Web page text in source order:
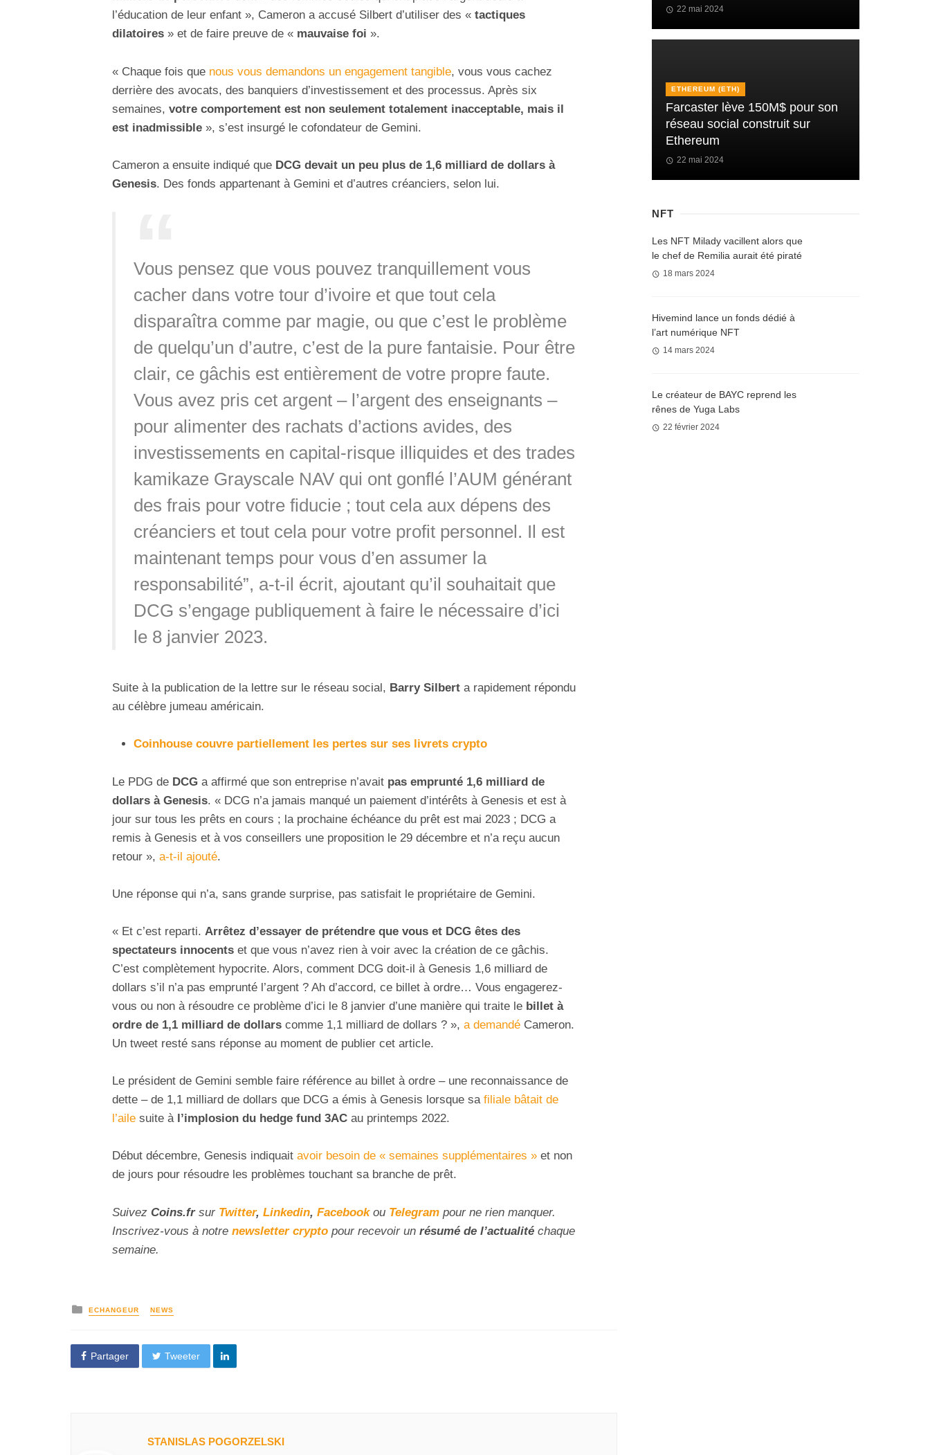
l’éducation de leur enfant », Cameron a accusé Silbert d’utiliser des « tactiques
dilatoires » et de faire preuve de « mauvaise foi ».
« Chaque fois que nous vous demandons un engagement tangible, vous vous cachez
derrière des avocats, des banquiers d’investissement et des processus. Après six
semaines, votre comportement est non seulement totalement inacceptable, mais il
est inadmissible », s’est insurgé le cofondateur de Gemini.
Cameron a ensuite indiqué que DCG devait un peu plus de 1,6 milliard de dollars à
Genesis. Des fonds appartenant à Gemini et d’autres créanciers, selon lui.
Vous pensez que vous pouvez tranquillement vous
cacher dans votre tour d’ivoire et que tout cela
disparaîtra comme par magie, ou que c’est le problème
de quelqu’un d’autre, c’est de la pure fantaisie. Pour être
clair, ce gâchis est entièrement de votre propre faute.
Vous avez pris cet argent – l’argent des enseignants –
pour alimenter des rachats d’actions avides, des
investissements en capital-risque illiquides et des trades
kamikaze Grayscale NAV qui ont gonflé l’AUM générant
des frais pour votre fiducie ; tout cela aux dépens des
créanciers et tout cela pour votre profit personnel. Il est
maintenant temps pour vous d’en assumer la
responsabilité”, a-t-il écrit, ajoutant qu’il souhaitait que
DCG s’engage publiquement à faire le nécessaire d’ici
le 8 janvier 2023.
Suite à la publication de la lettre sur le réseau social, Barry Silbert a rapidement répondu
au célèbre jumeau américain.
Coinhouse couvre partiellement les pertes sur ses livrets crypto
Le PDG de DCG a affirmé que son entreprise n’avait pas emprunté 1,6 milliard de
dollars à Genesis. « DCG n’a jamais manqué un paiement d’intérêts à Genesis et est à
jour sur tous les prêts en cours ; la prochaine échéance du prêt est mai 2023 ; DCG a
remis à Genesis et à vos conseillers une proposition le 29 décembre et n’a reçu aucun
retour », a-t-il ajouté.
Une réponse qui n’a, sans grande surprise, pas satisfait le propriétaire de Gemini.
« Et c’est reparti. Arrêtez d’essayer de prétendre que vous et DCG êtes des
spectateurs innocents et que vous n’avez rien à voir avec la création de ce gâchis.
C’est complètement hypocrite. Alors, comment DCG doit-il à Genesis 1,6 milliard de
dollars s’il n’a pas emprunté l’argent ? Ah d’accord, ce billet à ordre… Vous engagerez-
vous ou non à résoudre ce problème d’ici le 8 janvier d’une manière qui traite le billet à
ordre de 1,1 milliard de dollars comme 1,1 milliard de dollars ? », a demandé Cameron.
Un tweet resté sans réponse au moment de publier cet article.
Le président de Gemini semble faire référence au billet à ordre – une reconnaissance de
dette – de 1,1 milliard de dollars que DCG a émis à Genesis lorsque sa filiale bâtait de
l’aile suite à l’implosion du hedge fund 3AC au printemps 2022.
Début décembre, Genesis indiquait avoir besoin de « semaines supplémentaires » et non
de jours pour résoudre les problèmes touchant sa branche de prêt.
Suivez Coins.fr sur Twitter, Linkedin, Facebookou Telegram pour ne rien manquer.
Inscrivez-vous à notre newsletter crypto pour recevoir un résumé de l’actualité chaque
semaine.
ECHANGEUR NEWS
Partager Tweeter
STANISLAS POGORZELSKI
22 mai 2024
ETHEREUM (ETH)
Farcaster lève 150M$ pour son
réseau social construit sur
Ethereum
22 mai 2024
NFT
Les NFT Milady vacillent alors que
le chef de Remilia aurait été piraté
18 mars 2024
Hivemind lance un fonds dédié à
l’art numérique NFT
14 mars 2024
Le créateur de BAYC reprend les
rênes de Yuga Labs
22 février 2024